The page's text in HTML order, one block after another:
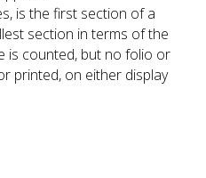
is the first section of a
section in terms of the
is counted, but no folio or
printed, on either display